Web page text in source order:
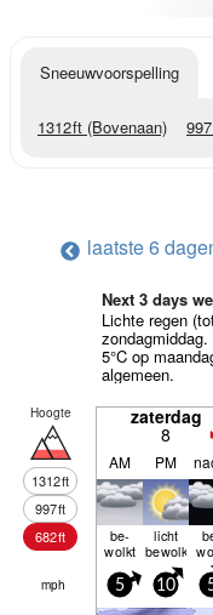
Sneeuwvoorspelling
1312ft (Bovenaan) 997
laatste 6
Next 3 days
Lichte regen
5°C op
algemeen.
Hoogte
1312ft
997ft
682ft
zaterdag
8
AM PM
be­
wolkt
licht
bewolkt
mph 5 10